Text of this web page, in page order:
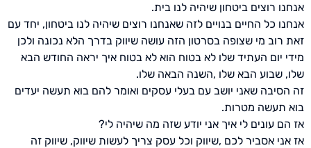
אנחנו רוצים ביטחון שיהיה לנו בית.
אנחנו כל החיים בנויים לזה שאנחנו רוצים שיהיה לנו ביטחון, יחד עם
זאת רוב מי שצופה בסרטון הזה עושה שיווק בדרך הלא נכונה ולכן
מידי יום העתיד שלו לא בטוח הוא לא בטוח איך יראה החודש הבא
שלו, שבוע הבא שלו ,השנה הבאה שלו.
זה הסיבה שאני יושב עם בעלי עסקים ואומר להם בוא תעשה יעדים
בוא תעשה מטרות.
אז הם עונים לי איך אני יודע שזה מה שיהיה לי?
אז אני אסביר לכם ,שיווק וכל עסק צריך לעשות שיווק, שיווק זה